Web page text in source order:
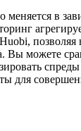
в
позволяя
Вы можете
для